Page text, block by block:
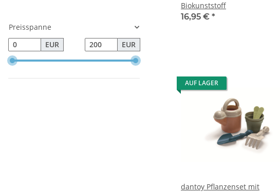
Biokunststoff
16,95 € *
AUF LAGER
dantoy Pflanzenset mit
Preisspanne
EUR
EUR